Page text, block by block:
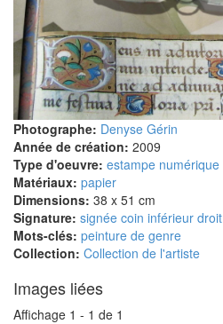
Photographe: Denyse Gérin
Année de création: 2009
Type d'oeuvre: estampe numérique
Matériaux: papier
Dimensions: 38 x 51 cm
Signature: signée coin inférieur droit
Mots-clés: peinture de genre
Collection: Collection de l'artiste
Images liées
Affichage 1 - 1 de 1